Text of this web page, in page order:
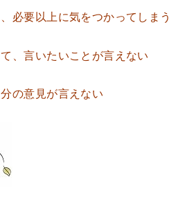
、必要以上に気をつかってしまう
て、言いたいことが言えない
分の意見が言えない